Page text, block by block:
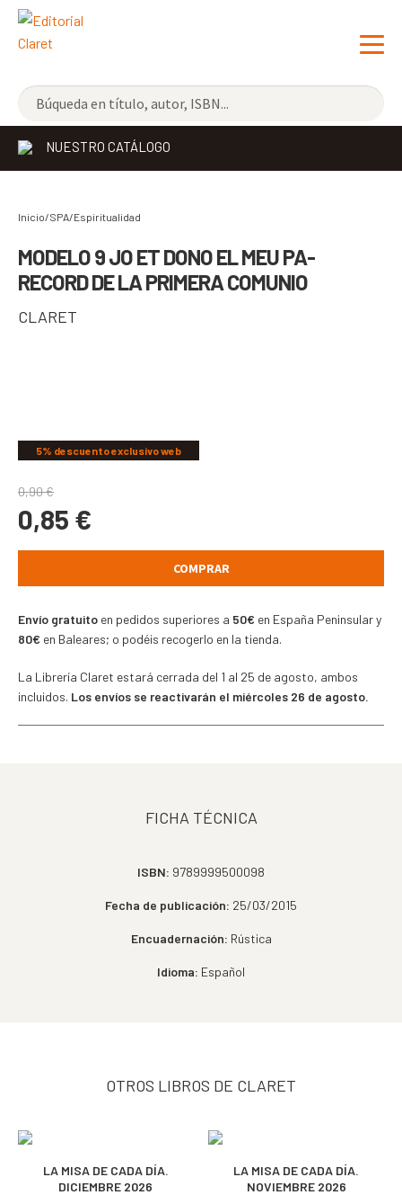
NOVEDADES
LOS MÁS VENDIDOS
LIBRERÍA CLARET
CONTACTO
NUESTRO CATÁLOGO
Inicio/SPA/Espiritualidad
MODELO 9 JO ET DONO EL MEU PA-
RECORD DE LA PRIMERA COMUNIO
CLARET
5% descuento exclusivo web
0,90€
0,85 €
COMPRAR
Envío gratuito en pedidos superiores a 50€ en España Peninsular y
80€ en Baleares; o podéis recogerlo en la tienda.
La Librería Claret estará cerrada del 1 al 25 de agosto, ambos
incluidos. Los envíos se reactivarán el miércoles 26 de agosto.
FICHA TÉCNICA
ISBN: 9789999500098
Fecha de publicación: 25/03/2015
Encuadernación: Rústica
Idioma: Español
OTROS LIBROS DE CLARET
LA MISA DE CADA DÍA.
DICIEMBRE 2026
LA MISA DE CADA DÍA.
NOVIEMBRE 2026